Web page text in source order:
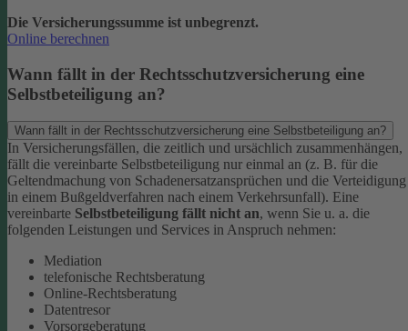
Die Versicherungssumme ist unbegrenzt.
Online berechnen
Wann fällt in der Rechtsschutzversicherung eine
Selbstbeteiligung an?
Wann fällt in der Rechtsschutzversicherung eine Selbstbeteiligung an?
In Versicherungsfällen, die zeitlich und ursächlich zusammenhängen,
fällt die vereinbarte Selbstbeteiligung nur einmal an (z. B. für die
Geltendmachung von Schadenersatzansprüchen und die Verteidigung
in einem Bußgeldverfahren nach einem Verkehrsunfall). Eine
vereinbarte Selbstbeteiligung fällt nicht an, wenn Sie u. a. die
folgenden Leistungen und Services in Anspruch nehmen:
Mediation
telefonische Rechtsberatung
Online-Rechtsberatung
Datentresor
Vorsorgeberatung